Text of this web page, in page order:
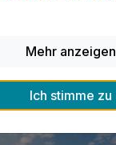
Mehr anzeigen
Ich stimme zu